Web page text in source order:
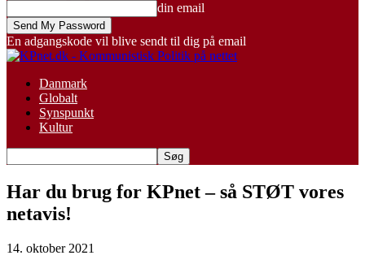
din email
En adgangskode vil blive sendt til dig på email
Danmark
Globalt
Synspunkt
Kultur
Har du brug for KPnet – så STØT vores
netavis!
14. oktober 2021